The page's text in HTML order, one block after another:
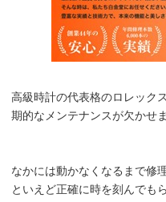
高級時計の代表格のロレック
期的なメンテナンスが欠かせま
なかには動かなくなるまで修
といえど正確に時を刻んでも